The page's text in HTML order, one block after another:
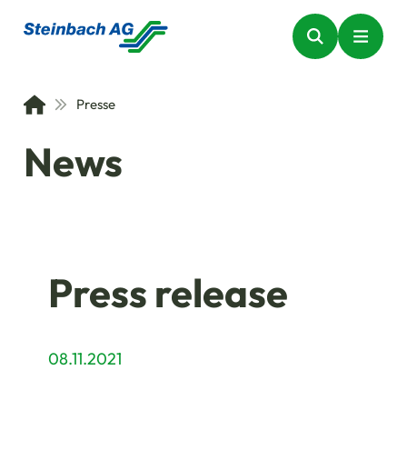
Presse
News
Press release
08.11.2021